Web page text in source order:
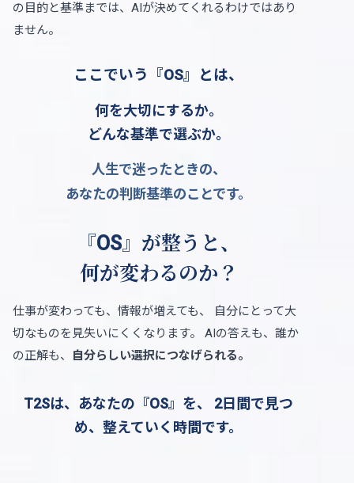
の目的と基準までは、AIが決めてくれるわけではあり
ません。
ここでいう『OS』とは、
何を大切にするか。
どんな基準で選ぶか。
人生で迷ったときの、
あなたの判断基準のことです。
『OS』が整うと、
何が変わるのか？
仕事が変わっても、情報が増えても、
自分にとって大
切なものを見失いにくくなります。
AIの答えも、誰か
の正解も、
自分らしい選択につなげられる。
T2Sは、あなたの『OS』を、
2日間で見つ
め、整えていく時間です。